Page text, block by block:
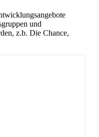
und
z.b. Die Chance,